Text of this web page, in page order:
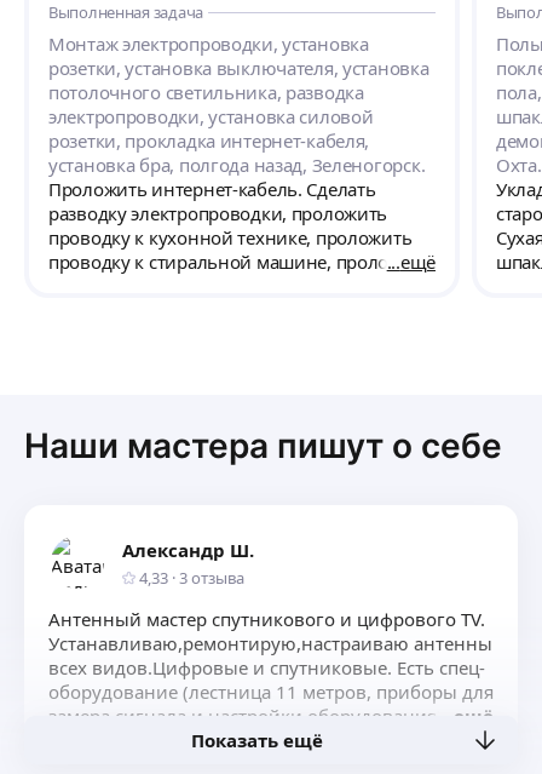
обговоренное время приступил к
выполнению работ. В процессе работ
учитывал наши пожелания по
дополнительным работам. У мастера
имеется весь необходимый набор
инструментов. После выполнения всех
этапов работ оставлял чистоту и порядок.
Шумные работы выполнял в разрешенные
часы. Давал рекомендации по материалам и
выбору оптимальных технических
решений. Работает по договору с гарантией
на выполненные работы. Сделал скидку на
Выполненная задача
Монтаж электропроводки, установка
розетки, установка выключателя, установка
потолочного светильника, разводка
электропроводки, установка силовой
розетки, прокладка интернет-кабеля,
установка бра, полгода назад, Зеленогорск.
Проложить интернет-кабель. Сделать
разводку электропроводки, проложить
проводку к кухонной технике, проложить
проводку к стиральной машине, проложить
шт. Высота потолка: 2.6 м. Скрыть проводку.
ещё
Охта.
Наши мастера пишут о себе
Александр Ш.
4,33 · 3отзыва
Антенный мастер спутникового и цифрового TV.
Устанавливаю,ремонтирую,настраиваю антенны
всех видов.Цифровые и спутниковые. Есть спец-
оборудование (лестница 11 метров, приборы для
замера сигнала и настройки оборудования) всё
профессиональное.Опыт 20 лет.
ещё
Показать ещё